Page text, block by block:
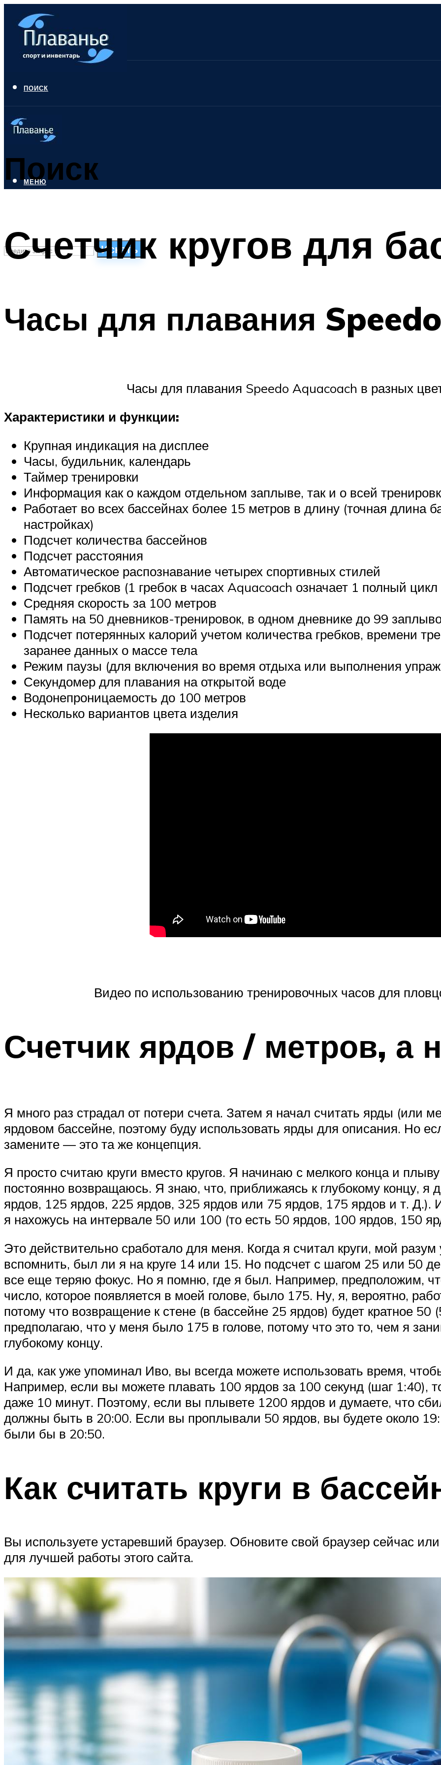
ПОИСК
Поиск
Искать
БАССЕЙН ДЛЯ ДОМА
МЕНЮ
Счетчик кругов для
Часы для плавания
Часы для плавания Speedo Aquacoach в разных
Характеристики и функции:
Крупная индикация на дисплее
Часы, будильник, календарь
Таймер тренировки
Информация как о каждом отдельном заплыве, так и о всей
Работает во всех бассейнах более 15 метров в длину (точная длина
настройках)
Подсчет количества бассейнов
Подсчет расстояния
Автоматическое распознавание четырех спортивных стилей
Подсчет гребков (1 гребок в часах Aquacoach означает 1 полный цикл
Средняя скорость за 100 метров
Память на 50 дневников-тренировок, в одном дневнике до 99
Подсчет потерянных калорий учетом количества гребков, времени
заранее данных о массе тела
Режим паузы (для включения во время отдыха или выполнения
Секундомер для плавания на открытой воде
Водонепроницаемость до 100 метров
Несколько вариантов цвета изделия
Видео по использованию тренировочных часов для
Счетчик ярдов / метров, а
Я много раз страдал от потери счета. Затем я начал считать ярды (или
ярдовом бассейне, поэтому буду использовать ярды для описания. Но
замените — это та же концепция.
Я просто считаю круги вместо кругов. Я начинаю с мелкого конца и
постоянно возвращаюсь. Я знаю, что, приближаясь к глубокому концу, я
ярдов, 125 ярдов, 225 ярдов, 325 ярдов или 75 ярдов, 175 ярдов и т. Д.).
я нахожусь на интервале 50 или 100 (то есть 50 ярдов, 100 ярдов, 150
Это действительно сработало для меня. Когда я считал круги, мой разум
вспомнить, был ли я на круге 14 или 15. Но подсчет с шагом 25 или 50
все еще теряю фокус. Но я помню, где я был. Например, предположим,
число, которое появляется в моей голове, было 175. Ну, я, вероятно,
потому что возвращение к стене (в бассейне 25 ярдов) будет кратное
предполагаю, что у меня было 175 в голове, потому что это то, чем я
глубокому концу.
И да, как уже упоминал Иво, вы всегда можете использовать время,
Например, если вы можете плавать 100 ярдов за 100 секунд (шаг 1:40),
даже 10 минут. Поэтому, если вы плывете 1200 ярдов и думаете, что
должны быть в 20:00. Если вы проплывали 50 ярдов, вы будете около
были бы в 20:50.
Как считать круги в
Вы используете устаревший браузер. Обновите свой браузер сейчас
для лучшей работы этого сайта.